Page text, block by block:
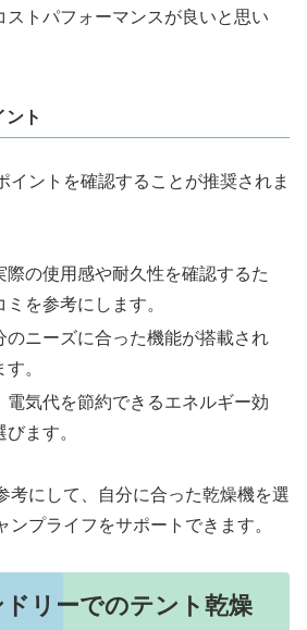
ストパフォーマンスが良いと思い
ント
イントを確認することが推奨されま
際の使用感や耐久性を確認するた
を参考にします。
のニーズに合った機能が搭載され
。
電気代を節約できるエネルギー効
ます。
考にして、自分に合った乾燥機を選
ンプライフをサポートできます。
リーでのテント乾燥